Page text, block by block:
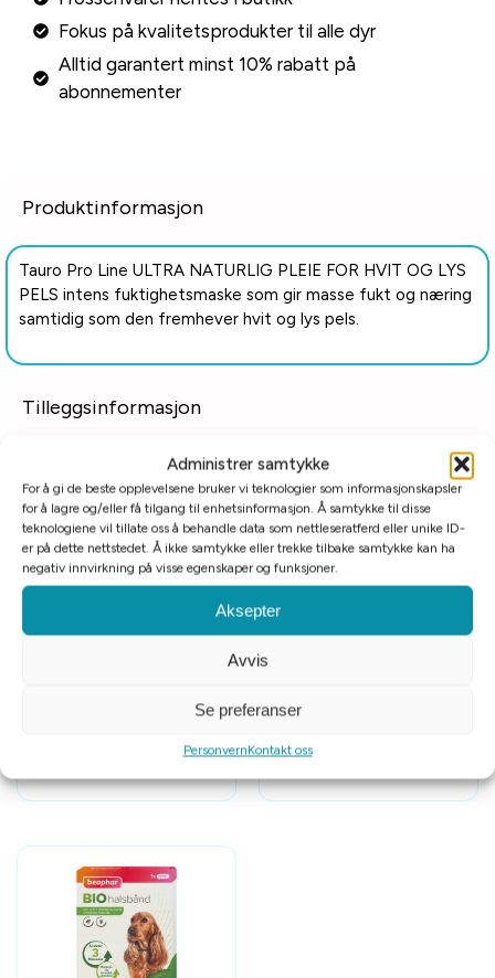
Administrer samtykke
For å gi de beste opplevelsene bruker vi teknologier som informasjonskapsler
for å lagre og/eller få tilgang til enhetsinformasjon. Å samtykke til disse
teknologiene vil tillate oss å behandle data som nettleseratferd eller unike ID-
er på dette nettstedet. Å ikke samtykke eller trekke tilbake samtykke kan ha
negativ innvirkning på visse egenskaper og funksjoner.
Aksepter
Avvis
Se preferanser
PersonvernKontakt oss
Fokus på kvalitetsprodukter til alle dyr
Alltid garantert minst 10% rabatt på
abonnementer
Produktinformasjon
Tauro Pro Line ULTRA NATURLIG PLEIE FOR HVIT OG LYS
PELS intens fuktighetsmaske som gir masse fukt og næring
samtidig som den fremhever hvit og lys pels.
Tilleggsinformasjon
Relaterte produkter